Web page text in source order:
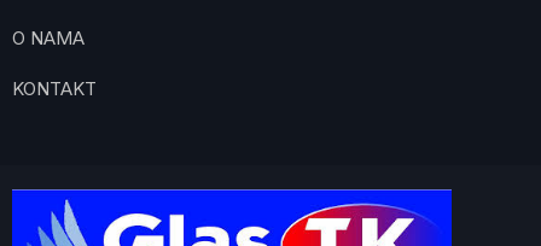
O NAMA
KONTAKT